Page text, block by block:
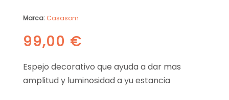
Marca: Casasom
99,00 €
Espejo decorativo que ayuda a dar mas
amplitud y luminosidad a yu estancia